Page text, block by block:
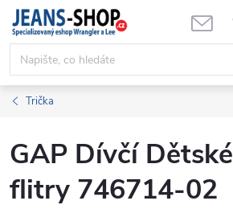
Přejít
obsah
Trička
GAP Dívčí
flitry 746714-02